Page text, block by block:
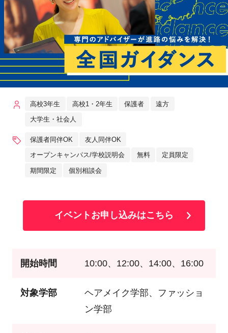
高校3年生 高校1・2年生 保護者 遠方
大学生・社会人
保護者同伴OK 友人同伴OK
オープンキャンパス/学校説明会 無料 定員限定
期間限定 個別相談会
イベントお申し込みはこちら
開始時間 10:00、12:00、14:00、16:00
対象学部
ヘアメイク学部、ファッショ
ン学部